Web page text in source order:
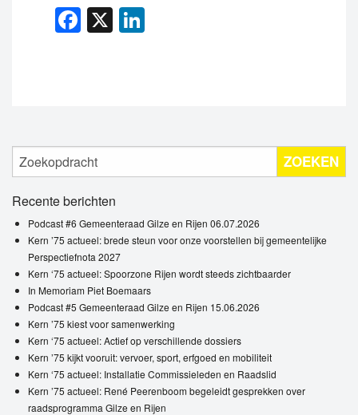
Facebook
X
ZOEKEN
Recente berichten
Podcast #6 Gemeenteraad Gilze en Rijen 06.07.2026
Kern ’75 actueel: brede steun voor onze voorstellen bij gemeentelijke
Perspectiefnota 2027
Kern ‘75 actueel: Spoorzone Rijen wordt steeds zichtbaarder
In Memoriam Piet Boemaars
Podcast #5 Gemeenteraad Gilze en Rijen 15.06.2026
Kern ’75 kiest voor samenwerking
Kern ‘75 actueel: Actief op verschillende dossiers
Kern ’75 kijkt vooruit: vervoer, sport, erfgoed en mobiliteit
Kern ‘75 actueel: Installatie Commissieleden en Raadslid
Kern ’75 actueel: René Peerenboom begeleidt gesprekken over
raadsprogramma Gilze en Rijen